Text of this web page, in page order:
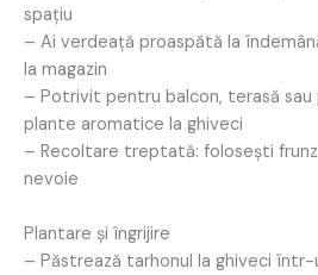
spațiu
– Ai verdeață proaspătă la
la magazin
– Potrivit pentru balcon, terasă sau
plante aromatice la ghiveci
– Recoltare treptată: folosești
nevoie
Plantare și îngrijire
– Păstrează tarhonul la ghiveci într-